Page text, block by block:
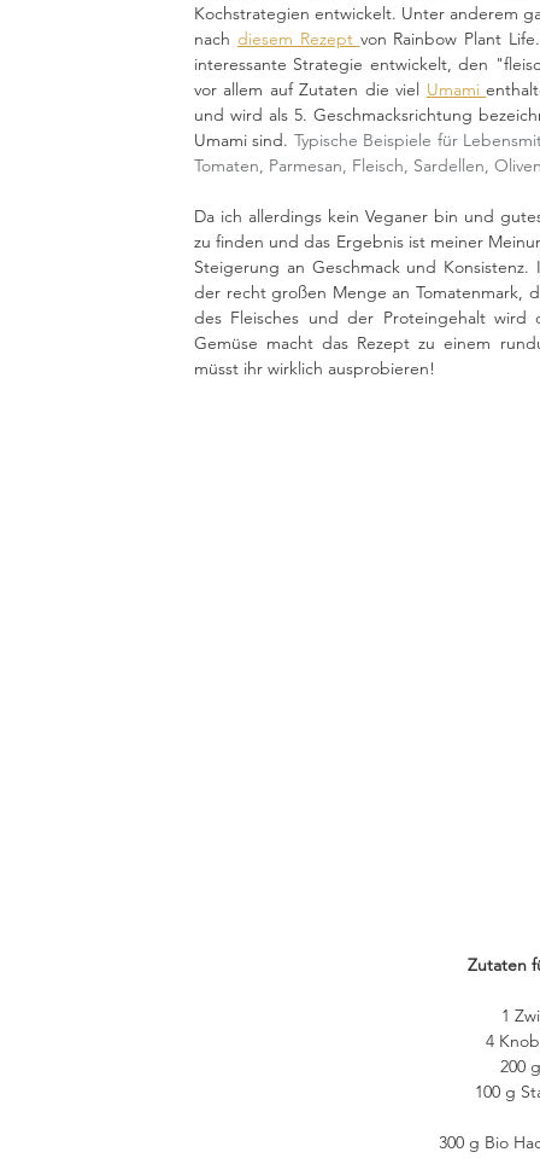
Kochstrategien entwickelt. Unter anderem
nach diesem Rezept von Rainbow Plant
interessante Strategie entwickelt, den
vor allem auf Zutaten die viel Umami
und wird als 5. Geschmacksrichtung
Umami sind. Typische Beispiele für
Tomaten, Parmesan, Fleisch, Sardellen,
Da ich allerdings kein Veganer bin und
zu finden und das Ergebnis ist meiner
Steigerung an Geschmack und
der recht großen Menge an Tomatenmark,
des Fleisches und der Proteingehalt
Gemüse macht das Rezept zu einem
müsst ihr wirklich ausprobieren!
Zutaten
1
4
200
100 g
300 g Bio